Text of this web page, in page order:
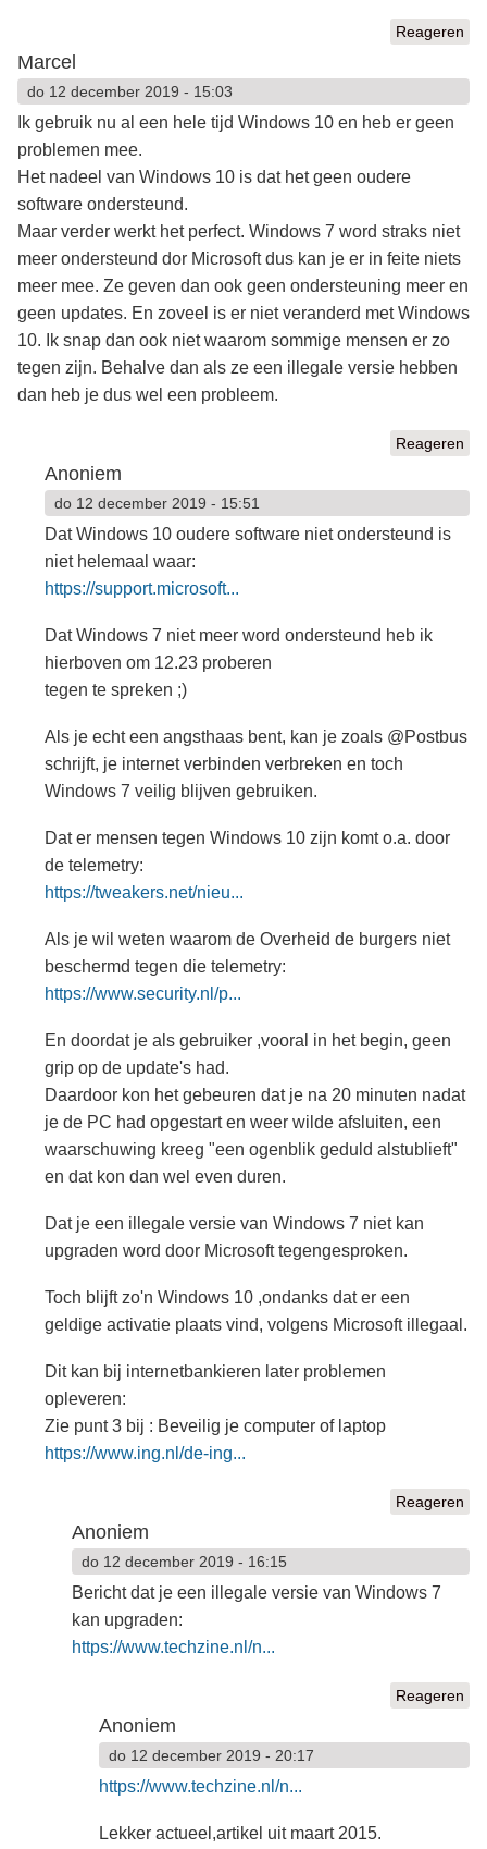
Reageren
Marcel
do 12 december 2019 - 15:03
Ik gebruik nu al een hele tijd Windows 10 en heb er geen
problemen mee.
Het nadeel van Windows 10 is dat het geen oudere
software ondersteund.
Maar verder werkt het perfect. Windows 7 word straks niet
meer ondersteund dor Microsoft dus kan je er in feite niets
meer mee. Ze geven dan ook geen ondersteuning meer en
geen updates. En zoveel is er niet veranderd met Windows
10. Ik snap dan ook niet waarom sommige mensen er zo
tegen zijn. Behalve dan als ze een illegale versie hebben
dan heb je dus wel een probleem.
Reageren
Anoniem
do 12 december 2019 - 15:51
Dat Windows 10 oudere software niet ondersteund is
niet helemaal waar:
https://support.microsoft...
Dat Windows 7 niet meer word ondersteund heb ik
hierboven om 12.23 proberen
tegen te spreken ;)
Als je echt een angsthaas bent, kan je zoals @Postbus
schrijft, je internet verbinden verbreken en toch
Windows 7 veilig blijven gebruiken.
Dat er mensen tegen Windows 10 zijn komt o.a. door
de telemetry:
https://tweakers.net/nieu...
Als je wil weten waarom de Overheid de burgers niet
beschermd tegen die telemetry:
https://www.security.nl/p...
En doordat je als gebruiker ,vooral in het begin, geen
grip op de update's had.
Daardoor kon het gebeuren dat je na 20 minuten nadat
je de PC had opgestart en weer wilde afsluiten, een
waarschuwing kreeg "een ogenblik geduld alstublieft"
en dat kon dan wel even duren.
Dat je een illegale versie van Windows 7 niet kan
upgraden word door Microsoft tegengesproken.
Toch blijft zo'n Windows 10 ,ondanks dat er een
geldige activatie plaats vind, volgens Microsoft illegaal.
Dit kan bij internetbankieren later problemen
opleveren:
Zie punt 3 bij : Beveilig je computer of laptop
https://www.ing.nl/de-ing...
Reageren
Anoniem
do 12 december 2019 - 16:15
Bericht dat je een illegale versie van Windows 7
kan upgraden:
https://www.techzine.nl/n...
Reageren
Anoniem
do 12 december 2019 - 20:17
https://www.techzine.nl/n...
Lekker actueel,artikel uit maart 2015.